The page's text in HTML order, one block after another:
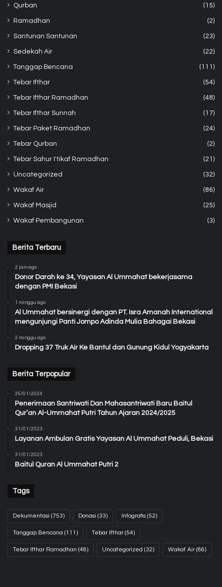
Qurban (15)
Ramadhan (2)
Santunan Santunan (23)
Sedekah Air (22)
Tanggap Bencana (111)
Tebar Ifthar (54)
Tebar Ifthar Ramadhan (48)
Tebar Ifthar Sunnah (17)
Tebar Paket Ramadhan (24)
Tebar Qurban (2)
Tebar Sahur I'tikaf Ramadhan (21)
Uncategorized (32)
Wakaf Air (86)
Wakaf Masjid (25)
Wakaf Pembangunan (3)
Berita Terbaru
2 jam ago
Donor Darah ke 34, Yayasan Al Ummahat bekerjasama
dengan PMI Bekasi
1 minggu ago
Al Ummahat bersinergi dengan PT. Isra Amanah International
mengunjungi Panti Jompo Adinda Mulia Bahagai Bekasi
2 minggu ago
Dropping 37 Truk Air Ke Bantul dan Gunung Kidul Yogyakarta
Berita Terpopular
25/01/2024
Penerimaan Santriwati Dan Mahasantriwati Baru Baitul
Qur’an Al-Ummahat Putri Tahun Ajaran 2024/2025
31/01/2023
Layanan Ambulan Gratis Yayasan Al Ummahat Peduli, Bekasi
31/01/2023
Baitul Quran Al Ummahat Putri 2
Tags
Dekumentasi (753) Donasi (33) Infografis (52)
Tanggap Bencana (111) Tebar Ifthar(54)
Tebar Ifthar Ramadhan (48) Uncategorized (32) Wakaf Air(86)